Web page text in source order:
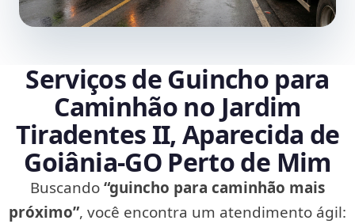
Serviços de Guincho para
Caminhão no Jardim
Tiradentes II, Aparecida de
Goiânia‑GO Perto de Mim
Buscando“guincho para caminhão mais
próximo”, você encontra um atendimento ágil: